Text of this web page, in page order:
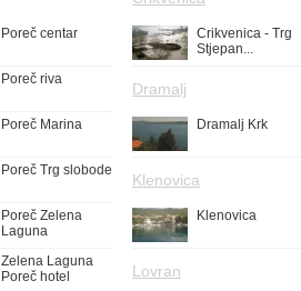
Poreč centar
Poreč riva
Poreč Marina
Poreč Trg slobode
Poreč Zelena
Laguna
Zelena Laguna
Poreč hotel
Crikvenica - Trg
Stjepan...
Dramalj
Dramalj Krk
Klenovica
Klenovica
Lovran